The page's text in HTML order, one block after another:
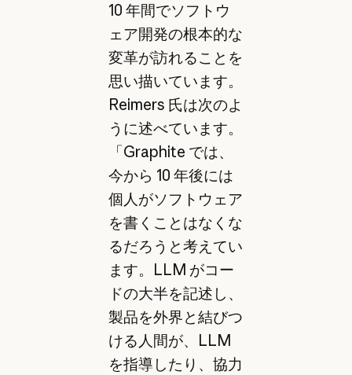
10 年間でソフトウ
ェア開発の根本的な
変革が訪れることを
思い描いています。
Reimers 氏は次のよ
うに述べています。
「Graphite では、
今から 10 年後には
個人がソフトウェア
を書くことはなくな
るだろうと考えてい
ます。LLM がコー
ドの大半を記述し、
製品を外界と結びつ
ける人間が、LLM
を指導したり、協力